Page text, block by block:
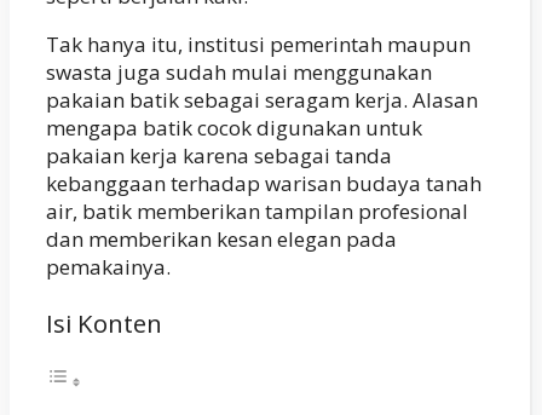
Tak hanya itu, institusi pemerintah maupun
swasta juga sudah mulai menggunakan
pakaian batik sebagai seragam kerja. Alasan
mengapa batik cocok digunakan untuk
pakaian kerja karena sebagai tanda
kebanggaan terhadap warisan budaya tanah
air, batik memberikan tampilan profesional
dan memberikan kesan elegan pada
pemakainya.
Isi Konten